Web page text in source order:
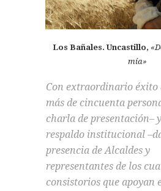
Los Bañales. Uncastillo,
mía»
Con extraordinario éxito
más de cincuenta
charla de presentación–
respaldo institucional
presencia de Alcaldes y
representantes de los
consistorios que apoyan